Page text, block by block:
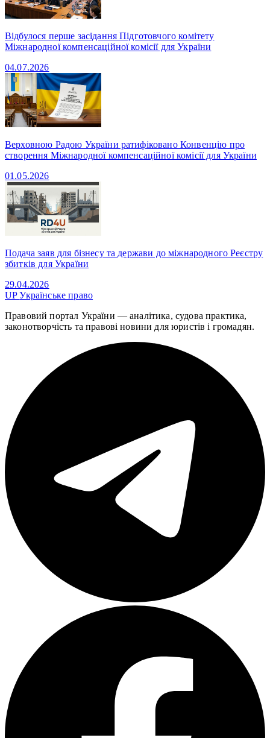
Відбулося перше засідання Підготовчого комітету
Міжнародної компенсаційної комісії для України
04.07.2026
Верховною Радою України ратифіковано Конвенцію про
створення Міжнародної компенсаційної комісії для України
01.05.2026
Подача заяв для бізнесу та держави до міжнародного Реєстру
збитків для України
29.04.2026
UPУкраїнське право
Правовий портал України — аналітика, судова практика,
законотворчість та правові новини для юристів і громадян.